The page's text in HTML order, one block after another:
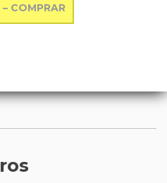
COMPRAR